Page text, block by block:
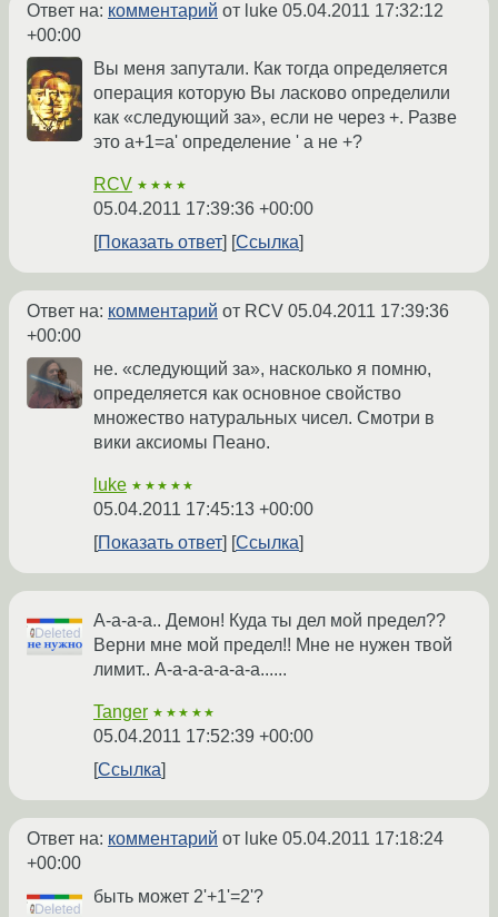
Ответ на: комментарий от luke 05.04.2011 17:32:12
+00:00
Вы меня запутали. Как тогда определяется
операция которую Вы ласково определили
как «следующий за», если не через +. Разве
это a+1=a' определение ' а не +?
RCV ★★★★
05.04.2011 17:39:36 +00:00
Показать ответ
Ссылка
Ответ на: комментарий от RCV 05.04.2011 17:39:36
+00:00
не. «следующий за», насколько я помню,
определяется как основное свойство
множество натуральных чисел. Смотри в
вики аксиомы Пеано.
luke ★★★★★
05.04.2011 17:45:13 +00:00
Показать ответ
Ссылка
А-а-а-а.. Демон! Куда ты дел мой предел??
Верни мне мой предел!! Мне не нужен твой
лимит.. А-а-а-а-а-а-а......
Tanger ★★★★★
05.04.2011 17:52:39 +00:00
Ссылка
Ответ на: комментарий от luke 05.04.2011 17:18:24
+00:00
быть может 2'+1'=2'?